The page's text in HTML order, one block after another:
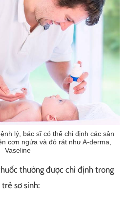
lý, bác sĩ có thể chỉ định các sản
cơn ngứa và đỏ rát như A-derma,
Vaseline
thường được chỉ định trong
sơ sinh: